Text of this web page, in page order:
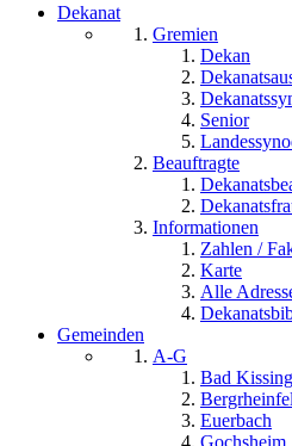
Dekanat
Gremien
Dekan
Senior
Beauftragte
Informationen
Zahlen /
Karte
Alle
Gemeinden
A-G
Bad
Euerbach
Gochsheim